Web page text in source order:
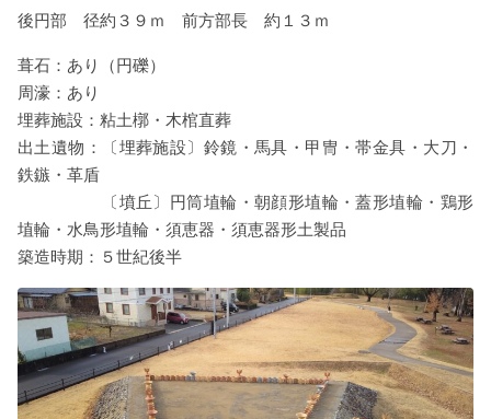
後円部 径約３９ｍ 前方部長 約１３ｍ
葺石：あり（円礫）
周濠：あり
埋葬施設：粘土槨・木棺直葬
出土遺物：〔埋葬施設〕鈴鏡・馬具・甲冑・帯金具・大刀・
鉄鏃・革盾
〔墳丘〕円筒埴輪・朝顔形埴輪・蓋形埴輪・鶏形
埴輪・水鳥形埴輪・須恵器・須恵器形土製品
築造時期：５世紀後半